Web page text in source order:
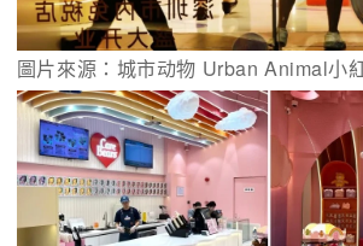
圖片來源：城市动物 Urban Animal小